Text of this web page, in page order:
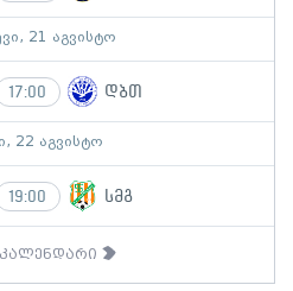
21 აგვისტო
17:00 დბთ
22 აგვისტო
19:00 სმგ